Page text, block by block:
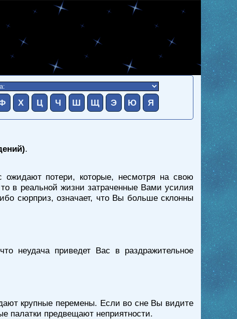
Х Ц Ч Ш Щ Э Ю Я
.
потери, которые, несмотря на свою
в реальной жизни затраченные Вами усилия
сюрприз, означает, что Вы больше склонны
неудача приведет Вас в раздражительное
крупные перемены. Если во сне Вы видите
палатки предвещают неприятности.